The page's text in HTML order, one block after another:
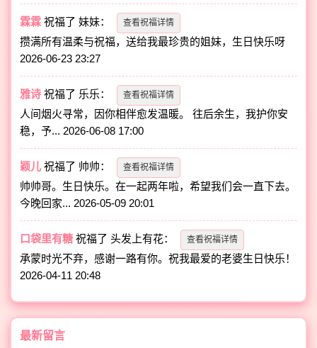
霖霖 祝福了妹妹： 查看祝福详情
攒满所有温柔与祝福，送给我最珍贵的姐妹，生日快乐呀
2026-06-23 23:27
雅诗 祝福了 乐乐： 查看祝福详情
人间烟火寻常，因你相伴愈发温暖。 往后余生，我护你安
稳，予... 2026-06-08 17:00
颖儿 祝福了 帅帅： 查看祝福详情
帅帅哥。生日快乐。在一起两年啦，希望我们会一直下去。
今晚回家... 2026-05-09 20:01
口袋里有糖 祝福了头发上有花： 查看祝福详情
承蒙时光不弃，感谢一路有你。祝我最爱的老婆生日快乐！
2026-04-11 20:48
最新留言